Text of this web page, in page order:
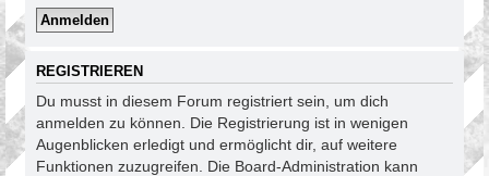
REGISTRIEREN
Du musst in diesem Forum registriert sein, um dich
anmelden zu können. Die Registrierung ist in wenigen
Augenblicken erledigt und ermöglicht dir, auf weitere
Funktionen zuzugreifen. Die Board-Administration kann